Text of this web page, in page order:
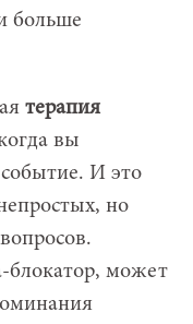
больше
терапия
вы
событие. И это
но
блокатор, может